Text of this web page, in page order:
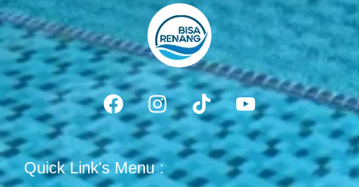
Quick Link's Menu :